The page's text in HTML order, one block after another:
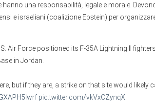
una responsabilità, legale e morale.
e israeliani (coalizione Epstein) per
Air Force positioned its F-35A Lightning II
in Jordan.
but if they are, a strike on that site would likely
pic.twitter.com/vkVxCZynqX